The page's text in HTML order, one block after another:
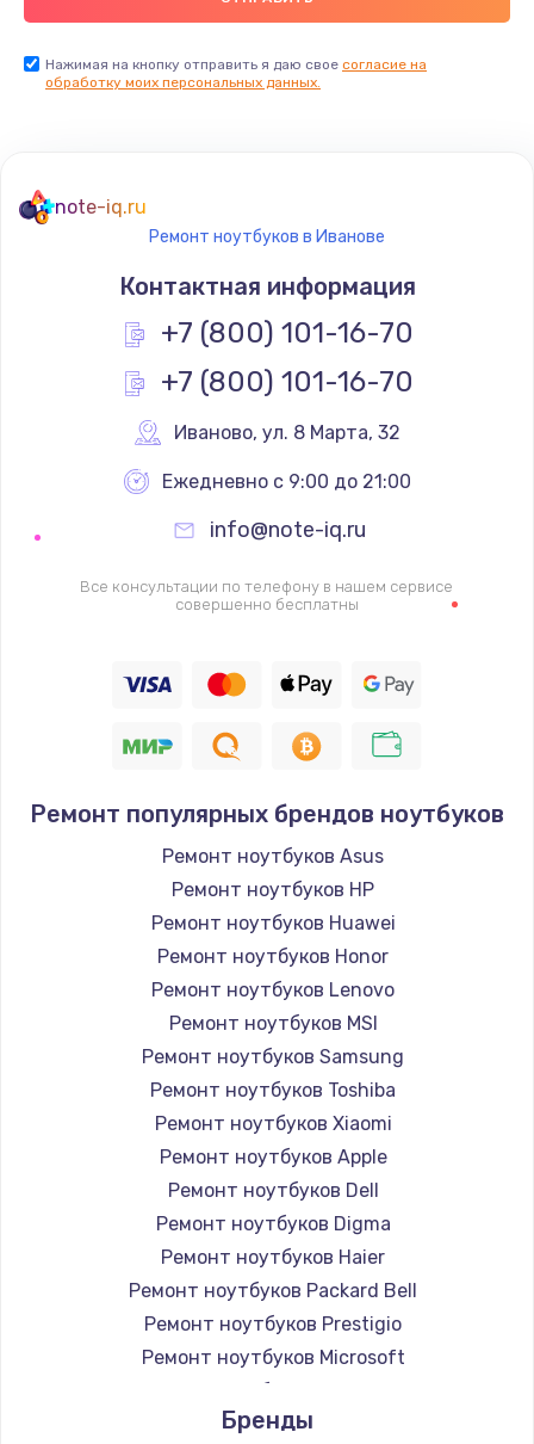
Нажимая на кнопку отправить я даю свое согласие на
обработку моих персональных данных.
note-iq.ru
Ремонт ноутбуков в Иванове
Контактная информация
+7 (800) 101-16-70
+7 (800) 101-16-70
Иваново, ул. 8 Марта, 32
Ежедневно с 9:00 до 21:00
info@note-iq.ru
Все консультации по телефону в нашем сервисе
совершенно бесплатны
Ремонт популярных брендов ноутбуков
Ремонт ноутбуков Asus
Ремонт ноутбуков HP
Ремонт ноутбуков Huawei
Ремонт ноутбуков Honor
Ремонт ноутбуков Lenovo
Ремонт ноутбуков MSI
Ремонт ноутбуков Samsung
Ремонт ноутбуков Toshiba
Ремонт ноутбуков Xiaomi
Ремонт ноутбуков Apple
Ремонт ноутбуков Dell
Ремонт ноутбуков Digma
Ремонт ноутбуков Haier
Ремонт ноутбуков Packard Bell
Ремонт ноутбуков Prestigio
Ремонт ноутбуков Microsoft
Ремонт ноутбуков Alienware
Ремонт ноутбуков Aquarius
Бренды